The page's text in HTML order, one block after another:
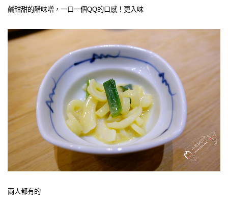
鹹甜甜的醋味噌， 一口一個QQ的口感！更入味
兩人都有的